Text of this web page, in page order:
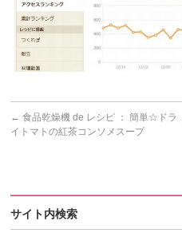
← 食品乾燥機 de レシピ ： 簡単☆ドラ
イトマトの紅茶コンソメスープ
サイト内検索